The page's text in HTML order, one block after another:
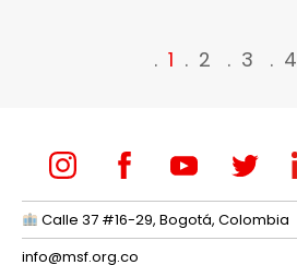
1 2 3 4
Calle 37 #16-29, Bogotá, Colombia
info@msf.org.co